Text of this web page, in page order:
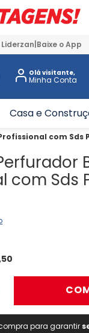
Baixe o App
Olá visitante,
Casa e
com Sds
com Sds
50
para garantir